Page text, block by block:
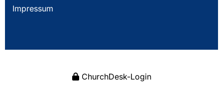
Impressum
ChurchDesk-Login